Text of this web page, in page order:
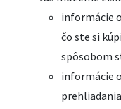
informácie
čo ste si
spôsobom
informácie